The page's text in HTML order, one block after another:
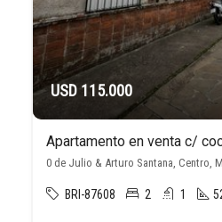
USD 115.000
Apartamento en venta c/
0 de Julio & Arturo Santana, Centro,
BRI-87608 2 1